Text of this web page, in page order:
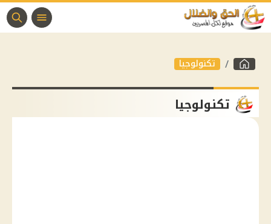
تكنولوجيا
تكنولوجيا